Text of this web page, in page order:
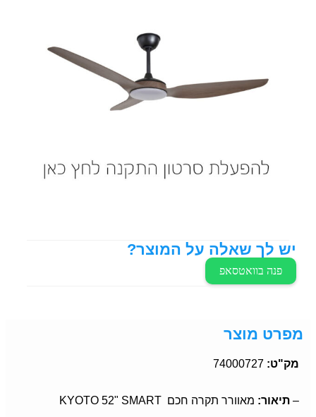
יש לך שאלה על המוצר?
פנה בוואטסאפ
מפרט מוצר
מק"ט:
– תיאור: מאוורר תקרה חכם KYOTO 52" SMART